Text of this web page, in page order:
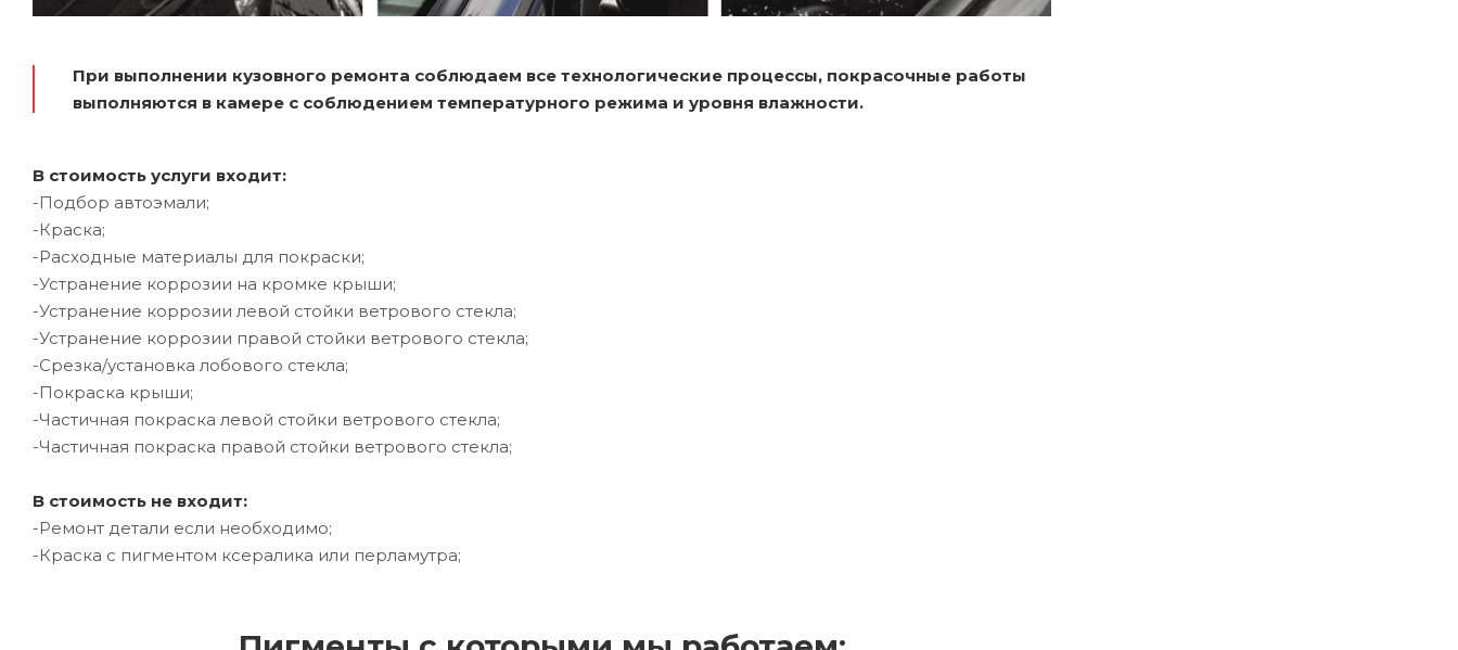
При выполнении кузовного ремонта соблюдаем все технологические процессы, покрасочные работы
выполняются в камере с соблюдением температурного режима и уровня влажности.
В стоимость услуги входит:
-Подбор автоэмали;
-Краска;
-Расходные материалы для покраски;
-Устранение коррозии на кромке крыши;
-Устранение коррозии левой стойки ветрового стекла;
-Устранение коррозии правой стойки ветрового стекла;
-Срезка/установка лобового стекла;
-Покраска крыши;
-Частичная покраска левой стойки ветрового стекла;
-Частичная покраска правой стойки ветрового стекла;
В стоимость не входит:
-Ремонт детали если необходимо;
-Краска с пигментом ксералика или перламутра;